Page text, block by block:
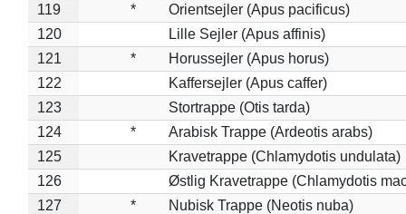
119
*
Orientsejler (Apus pacificus)
120
Lille Sejler (Apus affinis)
121
*
Horussejler (Apus horus)
122
Kaffersejler (Apus caffer)
123
Stortrappe (Otis tarda)
124
*
Arabisk Trappe (Ardeotis arabs)
125
Kravetrappe (Chlamydotis undulata)
126
Østlig Kravetrappe (Chlamydotis
127
*
Nubisk Trappe (Neotis nuba)